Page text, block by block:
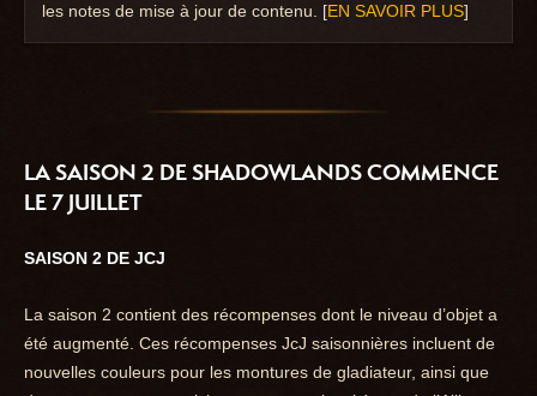
les notes de mise à jour de contenu. [EN SAVOIR PLUS]
LA SAISON 2 DE SHADOWLANDS COMMENCE
LE 7 JUILLET
SAISON 2 DE JCJ
La saison 2 contient des récompenses dont le niveau d’objet a
été augmenté. Ces récompenses JcJ saisonnières incluent de
nouvelles couleurs pour les montures de gladiateur, ainsi que